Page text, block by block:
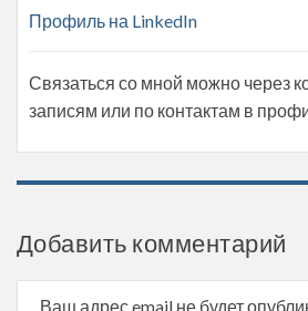
Профиль на LinkedIn
Связаться со мной можно через
записям или по контактам в
Добавить комментарий
Ваш адрес email не будет